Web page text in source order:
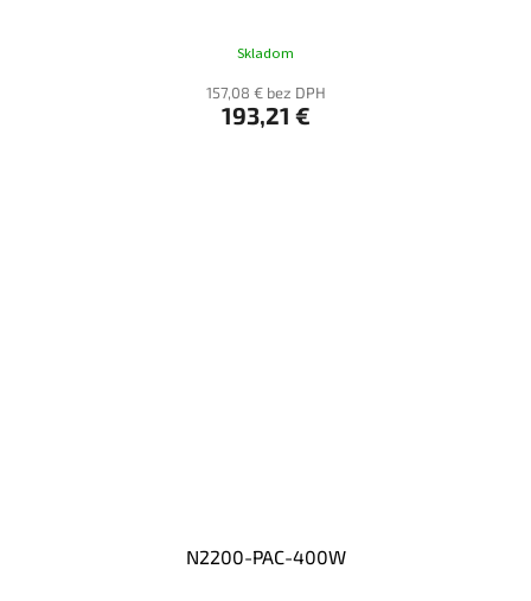
Skladom
157,08 € bez DPH
193,21 €
N2200-PAC-400W